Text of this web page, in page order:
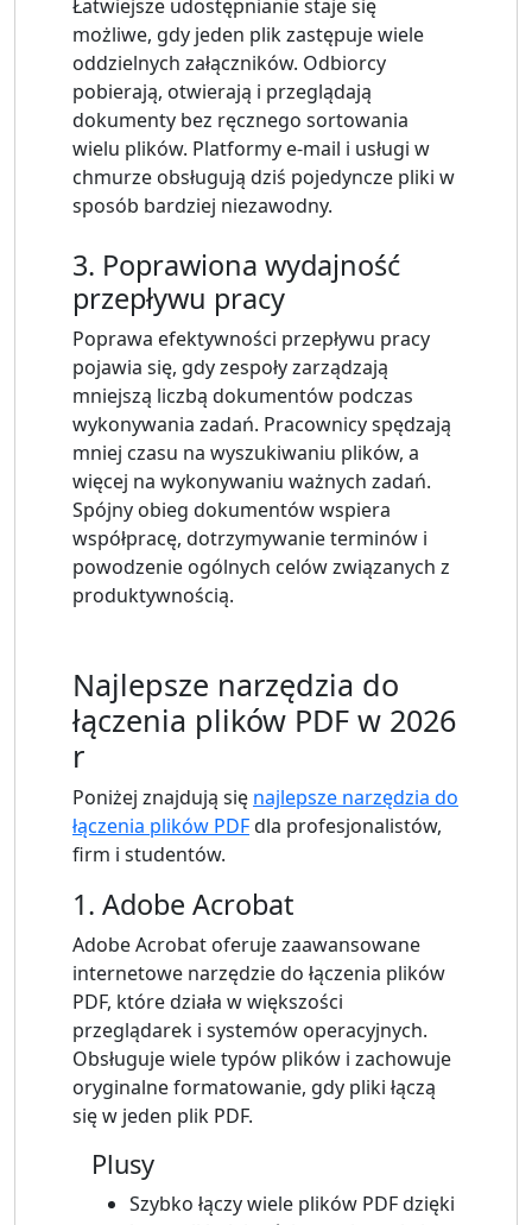
Łatwiejsze udostępnianie staje się
możliwe, gdy jeden plik zastępuje wiele
oddzielnych załączników. Odbiorcy
pobierają, otwierają i przeglądają
dokumenty bez ręcznego sortowania
wielu plików. Platformy e-mail i usługi w
chmurze obsługują dziś pojedyncze pliki w
sposób bardziej niezawodny.
3. Poprawiona wydajność
przepływu pracy
Poprawa efektywności przepływu pracy
pojawia się, gdy zespoły zarządzają
mniejszą liczbą dokumentów podczas
wykonywania zadań. Pracownicy spędzają
mniej czasu na wyszukiwaniu plików, a
więcej na wykonywaniu ważnych zadań.
Spójny obieg dokumentów wspiera
współpracę, dotrzymywanie terminów i
powodzenie ogólnych celów związanych z
produktywnością.
Najlepsze narzędzia do
łączenia plików PDF w 2026
r
Poniżej znajdują się najlepsze narzędzia do
łączenia plików PDFdla profesjonalistów,
firm i studentów.
1. Adobe Acrobat
Adobe Acrobat oferuje zaawansowane
internetowe narzędzie do łączenia plików
PDF, które działa w większości
przeglądarek i systemów operacyjnych.
Obsługuje wiele typów plików i zachowuje
oryginalne formatowanie, gdy pliki łączą
się w jeden plik PDF.
Plusy
Szybko łączy wiele plików PDF dzięki